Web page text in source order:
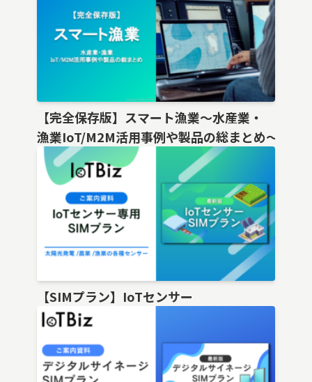
【完全保存版】スマート漁業〜水産業・
漁業IoT/M2M活用事例や製品の総まとめ〜
【SIMプラン】IoTセンサー